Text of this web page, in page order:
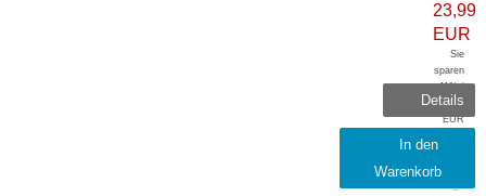
23,99
EUR
Sie
sparen
11% /
3,00
EUR
MwSt.
Details
In den
Warenkorb